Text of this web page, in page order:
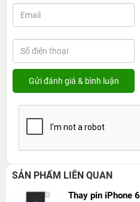
SẢN PHẨM LIÊN QUAN
Thay pin iPhone 6